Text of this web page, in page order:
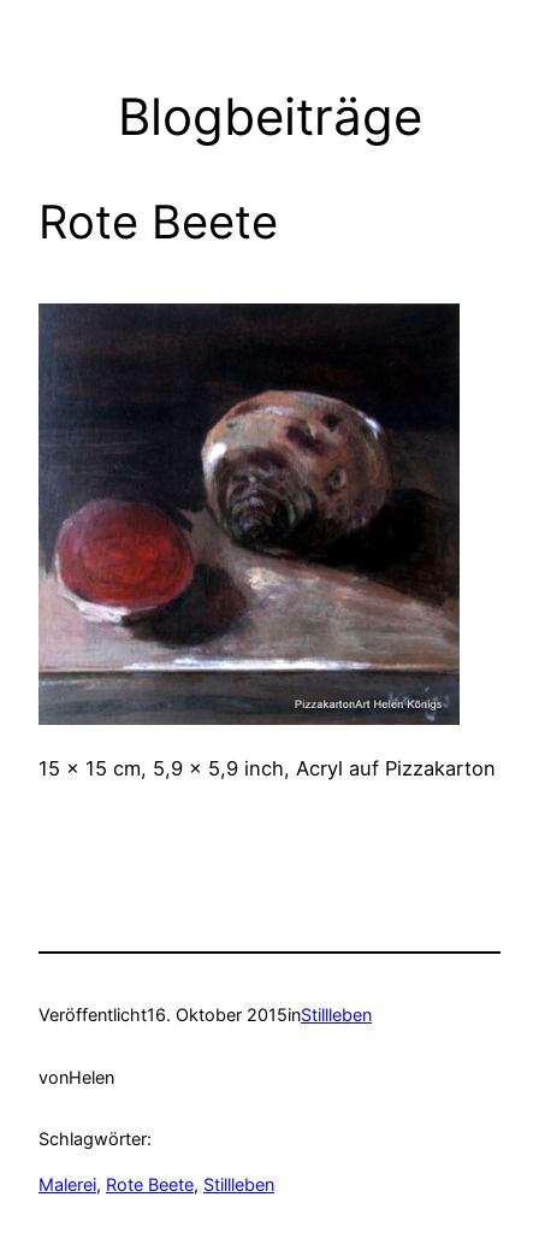
Blogbeiträge
Rote Beete
15 x 15 cm, 5,9 x 5,9 inch, Acryl auf Pizzakarton
Veröffentlicht16. Oktober 2015inStillleben
vonHelen
Schlagwörter:
Malerei, Rote Beete, Stillleben